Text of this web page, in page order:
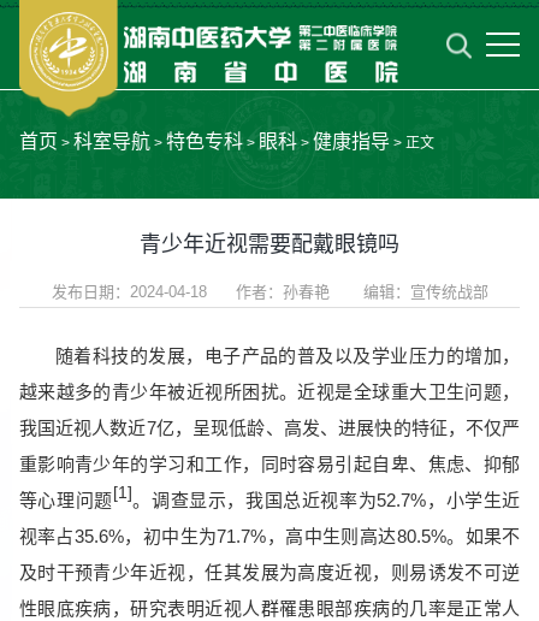
首页 > 科室导航> 特色专科> 眼科> 健康指导> 正文
青少年近视需要配戴眼镜吗
发布日期：2024-04-18 作者：孙春艳 编辑：宣传统战部
随着科技的发展，电子产品的普及以及学业压力的增加，
越来越多的青少年被近视所困扰。近视是全球重大卫生问题，
我国近视人数近7亿，呈现低龄、高发、进展快的特征，不仅严
重影响青少年的学习和工作，同时容易引起自卑、焦虑、抑郁
等心理问题 [1]。调查显示，我国总近视率为52.7%，小学生近
视率占35.6%，初中生为71.7%，高中生则高达80.5%。如果不
及时干预青少年近视，任其发展为高度近视，则易诱发不可逆
性眼底疾病，研究表明近视人群罹患眼部疾病的几率是正常人